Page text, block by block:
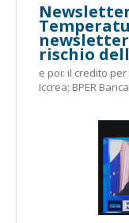
rischio
e poi: il credito
Iccrea; BPER